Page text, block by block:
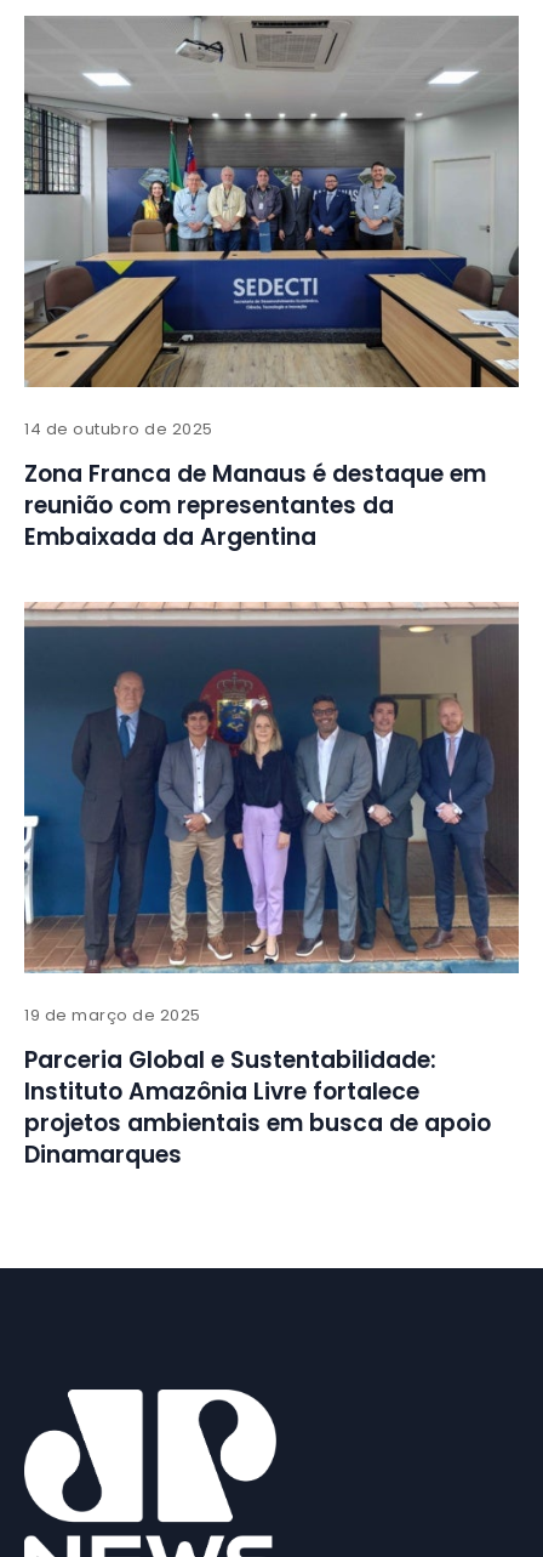
14 de outubro de 2025
Zona Franca de Manaus é destaque em
reunião com representantes da
Embaixada da Argentina
19 de março de 2025
Parceria Global e Sustentabilidade:
Instituto Amazônia Livre fortalece
projetos ambientais em busca de apoio
Dinamarques